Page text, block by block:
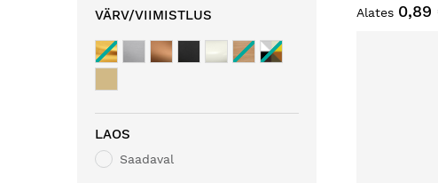
Alates 0,89
VÄRV/VIIMISTLUS
LAOS
Saadaval